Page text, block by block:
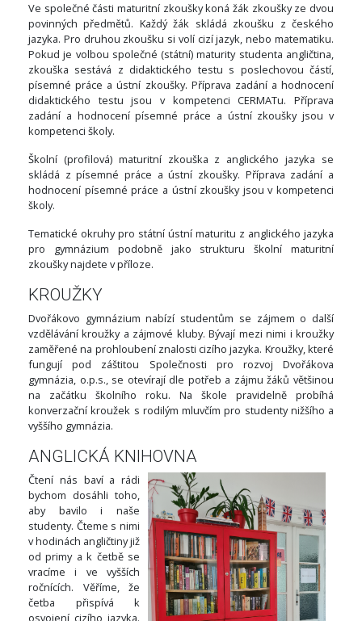
Ve společné části maturitní zkoušky koná žák zkoušky ze dvou
povinných předmětů. Každý žák skládá zkoušku z českého
jazyka. Pro druhou zkoušku si volí cizí jazyk, nebo matematiku.
Pokud je volbou společné (státní) maturity studenta angličtina,
zkouška sestává z didaktického testu s poslechovou částí,
písemné práce a ústní zkoušky. Příprava zadání a hodnocení
didaktického testu jsou v kompetenci CERMATu. Příprava
zadání a hodnocení písemné práce a ústní zkoušky jsou v
kompetenci školy.
Školní (profilová) maturitní zkouška z anglického jazyka se
skládá z písemné práce a ústní zkoušky. Příprava zadání a
hodnocení písemné práce a ústní zkoušky jsou v kompetenci
školy.
Tematické okruhy pro státní ústní maturitu z anglického jazyka
pro gymnázium podobně jako strukturu školní maturitní
zkoušky najdete v příloze.
KROUŽKY
Dvořákovo gymnázium nabízí studentům se zájmem o další
vzdělávání kroužky a zájmové kluby. Bývají mezi nimi i kroužky
zaměřené na prohloubení znalosti cizího jazyka. Kroužky, které
fungují pod záštitou Společnosti pro rozvoj Dvořákova
gymnázia, o.p.s., se otevírají dle potřeb a zájmu žáků většinou
na začátku školního roku. Na škole pravidelně probíhá
konverzační kroužek s rodilým mluvčím pro studenty nižšího a
vyššího gymnázia.
ANGLICKÁ KNIHOVNA
Čtení nás baví a rádi
bychom dosáhli toho,
aby bavilo i naše
studenty. Čteme s nimi
v hodinách angličtiny již
od primy a k četbě se
vracíme i ve vyšších
ročnících. Věříme, že
četba přispívá k
osvojení cizího jazyka.